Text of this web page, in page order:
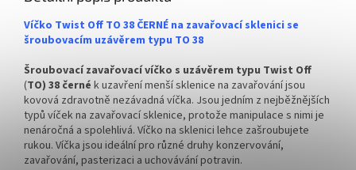
Víčko Twist Off TO 38 ČERNÉ na zavařovací sklenici se
šroubovacím uzávěrem typu TO 38
Šroubovací zavařovací víčko s uzávěrem typu Twist Off
(TO) 38 černé k uzavření menší sklenice na zavařování jsou
kovová zdravotně nezávadná víčka. Jsou jedním z nejběžnějších
typů víček na zavařovací sklenice, protože manipulace s nimi je
nenáročná a spolehlivá. Víčko na sklenici lehce zašroubujete
rukou. Víčka jsou ideální pro různé druhy konzervování,
zavařování, pasterizaci a uchovávání potravin.